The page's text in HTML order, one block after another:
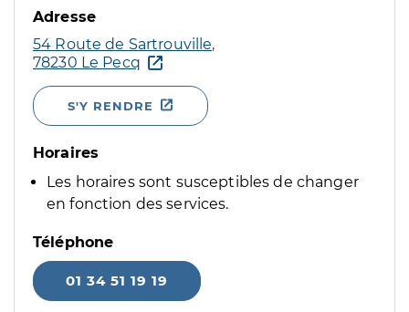
Adresse
54 Route de Sartrouville,
78230 Le Pecq
S'Y RENDRE
Horaires
Les horaires sont susceptibles de changer
en fonction des services.
Téléphone
01 34 51 19 19